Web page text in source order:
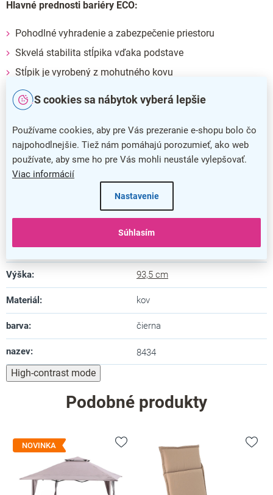
S cookies sa nábytok vyberá lepšie
Používame cookies, aby pre Vás prezeranie e-shopu bolo čo
najpohodlnejšie. Tiež nám pomáhajú porozumieť, ako web
používate, aby sme ho pre Vás mohli neustále vylepšovať.
Viac informácií
Nastavenie
Súhlasím
Hlavné prednosti bariéry ECO:
Pohodlné vyhradenie a zabezpečenie priestoru
Skvelá stabilita stĺpika vďaka podstave
Stĺpik je vyrobený z mohutného kovu
Veľmi jednoduchá manipulácia so samonavíjacím pásom
Kategória: Stĺpiky a úchyty
Farba:
5 rokov
Šírka: 30 cm
Výška: 93,5 cm
Materiál : kov
barva: čierna
nazev: 8434
High-contrast mode
Podobné produkty
NOVINKA